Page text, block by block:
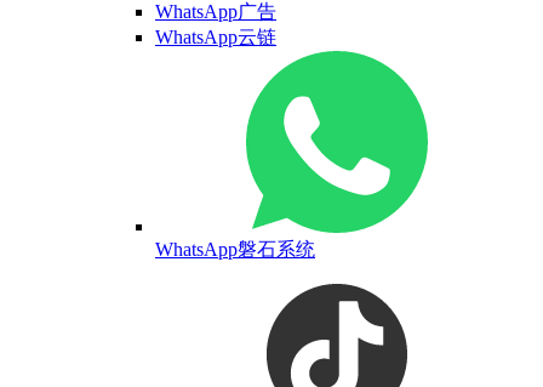
WhatsApp广告
WhatsApp云链
WhatsApp磐石系统